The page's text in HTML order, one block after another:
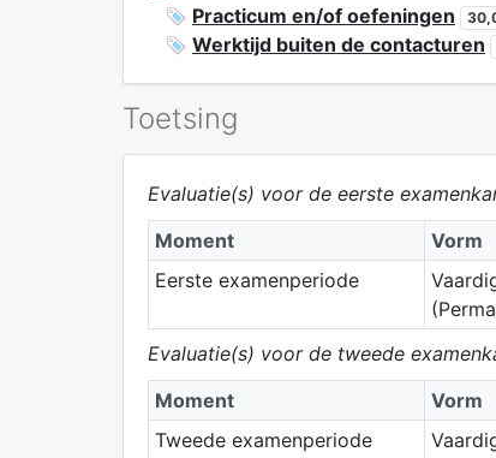
Practicum en/of oefeningen
Werktijd buiten de contacturen
Toetsing
Evaluatie(s) voor de eerste
Moment
Vorm
Eerste examenperiode
Evaluatie(s) voor de tweede
Moment
Vorm
Tweede examenperiode